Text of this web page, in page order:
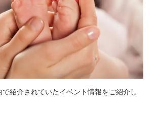
紹介されていたイベント情報をご紹介し